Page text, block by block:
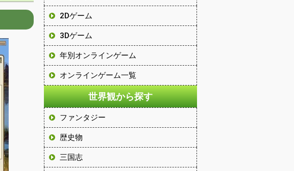
2Dゲーム
3Dゲーム
年別オンラインゲーム
オンラインゲーム一覧
世界観から探す
ファンタジー
歴史物
三国志